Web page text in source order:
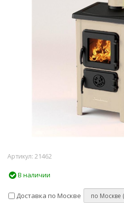
Артикул: 21462
В наличии
Доставка по Москве